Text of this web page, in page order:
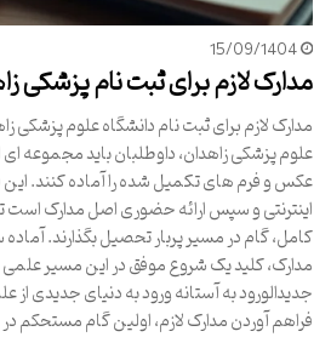
15/09/1404
مدارک لازم برای ثبت نام پزشکی
مدارک لازم برای ثبت نام دانشگاه علوم پزشکی
علوم پزشکی زاهدان، داوطلبان باید مجموعه
عکس و فرم های تکمیل شده را آماده کنند.
اینترنتی و سپس ارائه حضوری اصل مدارک است
کامل، گام در مسیر پربار تحصیل بگذارند.
مدارک، کلید یک شروع موفق در این مسیر
جدیدالورود به آستانه ورود به دنیای جدیدی از
فراهم آوردن مدارک لازم، اولین گام مستحکم